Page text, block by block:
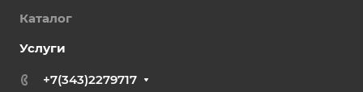
Каталог
Услуги
+7(343)2279717